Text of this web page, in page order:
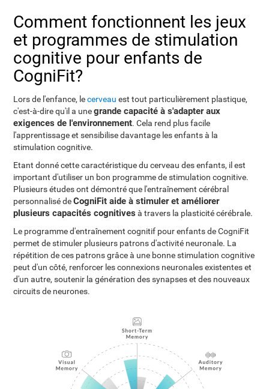
Comment fonctionnent les jeux
et programmes de stimulation
cognitive pour enfants de
CogniFit?
Lors de l'enfance, lecerveauest tout particulièrement plastique,
c'est-à-dire qu'il a unegrande capacité à s'adapter aux
exigences de l'environnement. Cela rend plus facile
l'apprentissage et sensibilise davantage les enfants à la
stimulation cognitive.
Etant donné cette caractéristique du cerveau des enfants, il est
important d'utiliser un bon programme de stimulation cognitive.
Plusieurs études ont démontré que l'entraînement cérébral
personnalisé deCogniFit aide à stimuler et améliorer
plusieurs capacités cognitives à travers la plasticité cérébrale.
Le programme d'entraînement cognitif pour enfants de CogniFit
permet de stimuler plusieurs patrons d'activité neuronale. La
répétition de ces patrons grâce à une bonne stimulation cognitive
peut d'un côté, renforcer les connexions neuronales existentes et
d'un autre, soutenir la génération des synapses et des nouveaux
circuits de neurones.